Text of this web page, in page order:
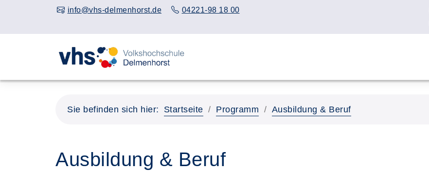
info@vhs-delmenhorst.de 04221-98 18 00
Sie befinden sich hier: Startseite Programm Ausbildung & Beruf
Ausbildung & Beruf